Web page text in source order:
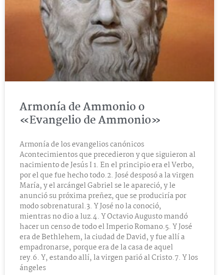
Armonía de Ammonio o
«Evangelio de Ammonio»
Armonía de los evangelios canónicos
Acontecimientos que precedieron y que siguieron al
nacimiento de Jesús I 1. En el principio era el Verbo,
por el que fue hecho todo.2. José desposó a la virgen
María, y el arcángel Gabriel se le apareció, y le
anunció su próxima preñez, que se produciría por
modo sobrenatural.3. Y José no la conoció,
mientras no dio a luz.4. Y Octavio Augusto mandó
hacer un censo de todo el Imperio Romano.5. Y José
era de Bethlehem, la ciudad de David, y fue allí a
empadronarse, porque era de la casa de aquel
rey.6. Y, estando allí, la virgen parió al Cristo.7. Y los
ángeles